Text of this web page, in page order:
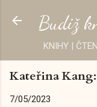
Budiž
KNIHY |
Kateřina
7/05/2023